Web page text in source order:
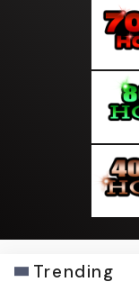
Trending